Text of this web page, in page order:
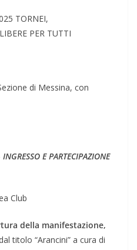
TORNEI,
PER TUTTI
di Messina, con
INGRESSO E PARTECIPAZIONE
Club
della manifestazione,
titolo “Arancini” a cura di